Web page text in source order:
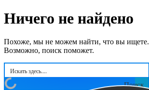
Ничего не найдено
Похоже, мы не можем найти, что вы ищете.
Возможно, поиск поможет.
Поиск